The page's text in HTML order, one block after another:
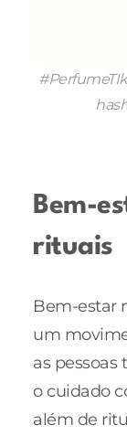
Bem-
rituais
Bem-estar
um
as pessoas
o cuidado
além de